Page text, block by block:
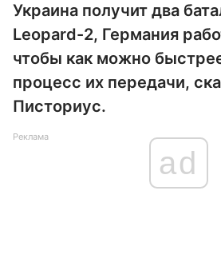
Украина получит два
Leopard-2, Германия
чтобы как можно
процесс их передачи,
Писториус.
Реклама
ad